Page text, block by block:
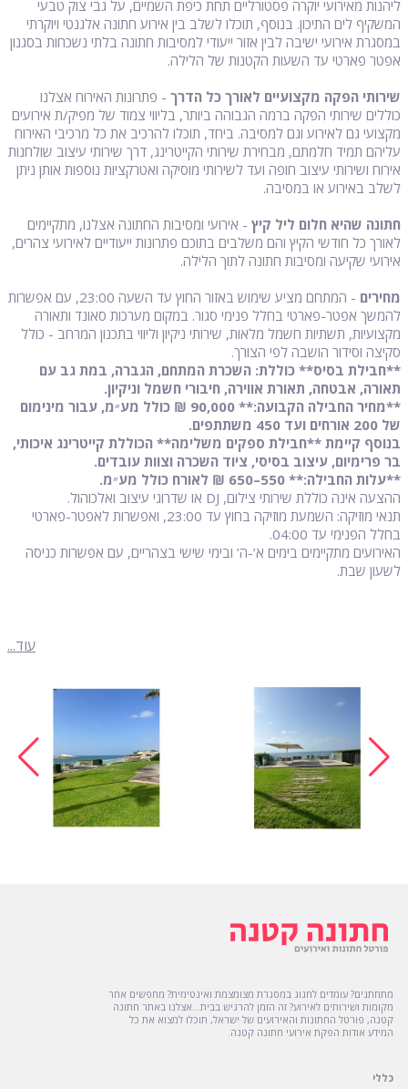
ליהנות מאירועי יוקרה פסטורליים תחת כיפת השמיים, על גבי צוק טבעי
המשקיף לים התיכון. בנוסף, תוכלו לשלב בין אירוע חתונה אלגנטי ויוקרתי
במסגרת אירועי ישיבה לבין אזור ייעודי למסיבות חתונה בלתי נשכחות בסגנון
אפטר פארטי עד השעות הקטנות של הלילה.
שירותי הפקה מקצועיים לאורך כל הדרך - פתרונות האירוח אצלנו
כוללים שירותי הפקה ברמה הגבוהה ביותר, בליווי צמוד של מפיק/ת אירועים
מקצועי גם לאירוע וגם למסיבה. ביחד, תוכלו להרכיב את כל מרכיבי האירוח
עליהם תמיד חלמתם, מבחירת שירותי הקייטרינג, דרך שירותי עיצוב שולחנות
אירוח ושירותי עיצוב חופה ועד לשירותי מוסיקה ואטרקציות נוספות אותן ניתן
לשלב באירוע או במסיבה.
חתונה שהיא חלום ליל קיץ - אירועי ומסיבות החתונה אצלנו, מתקיימים
לאורך כל חודשי הקיץ והם משלבים בתוכם פתרונות ייעודיים לאירועי צהרים,
אירועי שקיעה ומסיבות חתונה לתוך הלילה.
מחירים
- המתחם מציע שימוש באזור החוץ עד השעה 23:00, עם אפשרות
להמשך אפטר-פארטי בחלל פנימי סגור. במקום מערכות סאונד ותאורה
מקצועיות, תשתיות חשמל מלאות, שירותי ניקיון וליווי בתכנון המרחב - כולל
סקיצה וסידור הושבה לפי הצורך.
**חבילת בסיס** כוללת: השכרת המתחם, הגברה, במת גב עם
תאורה, אבטחה, תאורת אווירה, חיבורי חשמל וניקיון.
**מחיר החבילה הקבועה:** 90,000 ₪ כולל מע״מ, עבור מינימום
של 200 אורחים ועד 450 משתתפים.
בנוסף קיימת **חבילת ספקים משלימה** הכוללת קייטרינג איכותי,
בר פרימיום, עיצוב בסיסי, ציוד השכרה וצוות עובדים.
**עלות החבילה:** 550–650 ₪ לאורח כולל מע״מ.
ההצעה אינה כוללת שירותי צילום, DJ או שדרוגי עיצוב ואלכוהול.
תנאי מוזיקה: השמעת מוזיקה בחוץ עד 23:00, ואפשרות לאפטר-פארטי
בחלל הפנימי עד 04:00.
האירועים מתקיימים בימים א’-ה’ ובימי שישי בצהריים, עם אפשרות כניסה
לשעון שבת.
עוד...
מתחתנים? עומדים לחגוג במסגרת מצומצמת ואינטימית? מחפשים אחר
מקומות ושירותים לאירוע? זה הזמן להרגיש בבית...אצלנו באתר חתונה
קטנה, פורטל החתונות והאירועים של ישראל, תוכלו למצוא את כל
המידע אודות הפקת אירועי חתונה קטנה.
כללי